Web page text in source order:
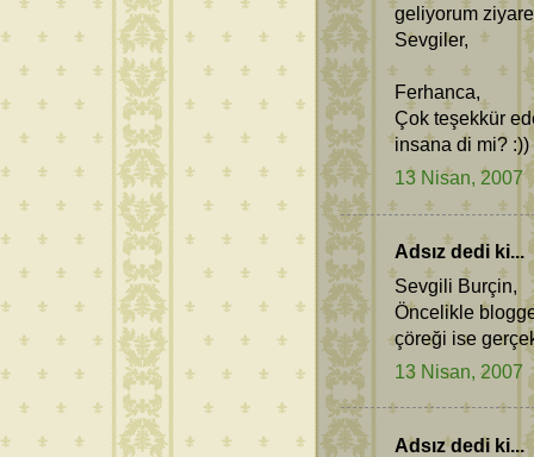
geliyorum
Sevgiler,
Ferhanca,
Çok teşekkür
insana di mi? :))
13 Nisan, 2007
Adsız dedi ki...
Sevgili Burçin,
Öncelikle
çöreği ise
13 Nisan, 2007
Adsız dedi ki...